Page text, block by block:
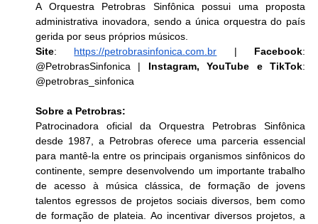
A Orquestra Petrobras Sinfônica possui uma proposta
administrativa inovadora, sendo a única orquestra do país
gerida por seus próprios músicos.
Site: https://petrobrasinfonica.com.br | Facebook:
@PetrobrasSinfonica | Instagram, YouTube e TikTok:
@petrobras_sinfonica
Sobre a Petrobras:
Patrocinadora oficial da Orquestra Petrobras Sinfônica
desde 1987, a Petrobras oferece uma parceria essencial
para mantê-la entre os principais organismos sinfônicos do
continente, sempre desenvolvendo um importante trabalho
de acesso à música clássica, de formação de jovens
talentos egressos de projetos sociais diversos, bem como
de formação de plateia. Ao incentivar diversos projetos, a